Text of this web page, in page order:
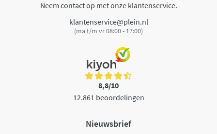
Neem contact op met onze klantenservice.
klantenservice@plein.nl
(ma t/m vr 08:00 - 17:00)
8,8/10
12.861 beoordelingen
Nieuwsbrief